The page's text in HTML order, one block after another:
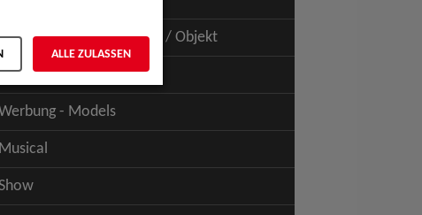
- Figur / Puppe / Objekt
- Talents
- Models
Musical
ALLE ZULASSEN